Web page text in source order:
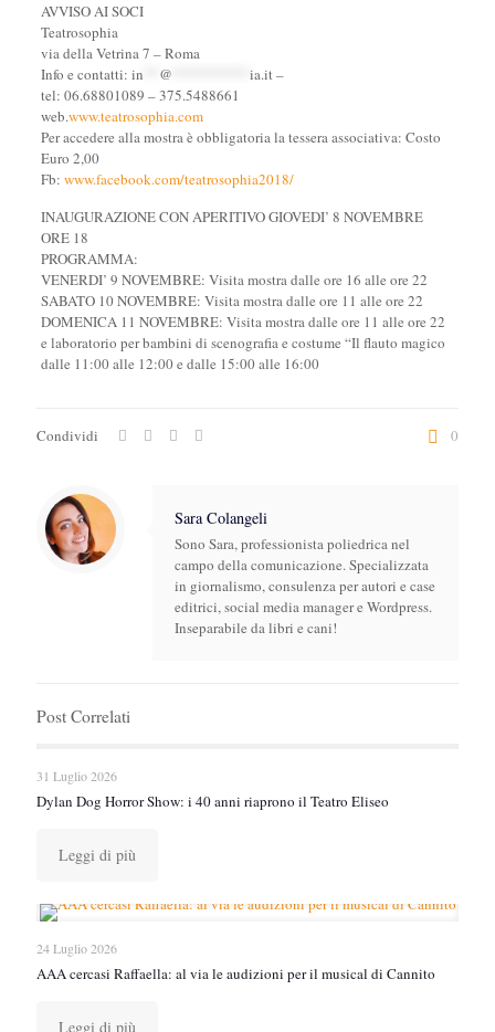
AVVISO AI SOCI
Teatrosophia
via della Vetrina 7 – Roma
Info e contatti: in @ ia.it–
tel: 06.68801089 – 375.5488661
web.www.teatrosophia.com
Per accedere alla mostra è obbligatoria la tessera associativa: Costo
Euro 2,00
Fb: www.facebook.com/teatrosophia2018/
INAUGURAZIONE CON APERITIVO GIOVEDI’ 8 NOVEMBRE
ORE 18
PROGRAMMA:
VENERDI’ 9 NOVEMBRE: Visita mostra dalle ore 16 alle ore 22
SABATO 10 NOVEMBRE: Visita mostra dalle ore 11 alle ore 22
DOMENICA 11 NOVEMBRE: Visita mostra dalle ore 11 alle ore 22
e laboratorio per bambini di scenografia e costume “Il flauto magico
dalle 11:00 alle 12:00 e dalle 15:00 alle 16:00
Condividi 0
Sara Colangeli
Sono Sara, professionista poliedrica nel
campo della comunicazione. Specializzata
in giornalismo, consulenza per autori e case
editrici, social media manager e Wordpress.
Inseparabile da libri e cani!
Post Correlati
31 Luglio 2026
Dylan Dog Horror Show: i 40 anni riaprono il Teatro Eliseo
Leggi di più
24 Luglio 2026
AAA cercasi Raffaella: al via le audizioni per il musical di Cannito
Leggi di più